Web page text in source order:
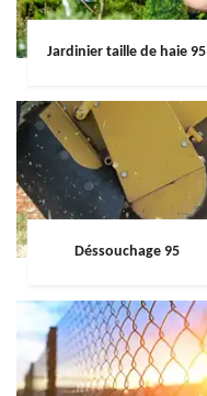
Jardinier taille de haie 95
Déssouchage 95